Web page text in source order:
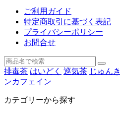
ご利用ガイド
特定商取引に基づく表記
プライバシーポリシー
お問合せ
排毒茶 はいどく 巡気茶 じゅんき
ンカフェイン
カテゴリーから探す